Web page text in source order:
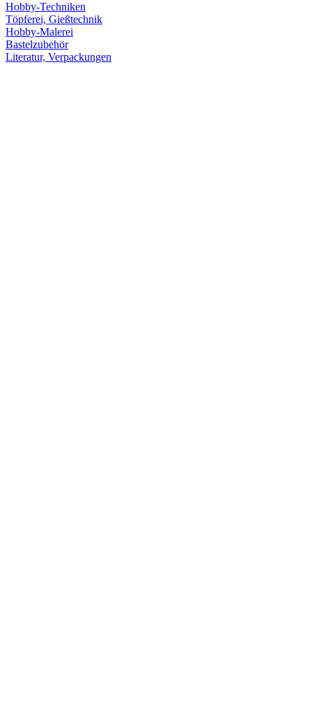
Hobby-Techniken
Töpferei, Gießtechnik
Hobby-Malerei
Bastelzubehör
Literatur, Verpackungen